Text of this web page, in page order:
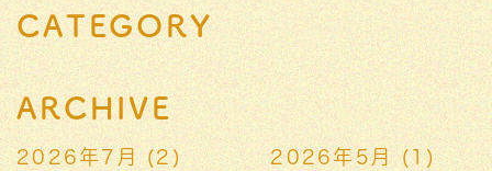
CATEGORY
ARCHIVE
2026年7月 (2) 2026年5月 (1)